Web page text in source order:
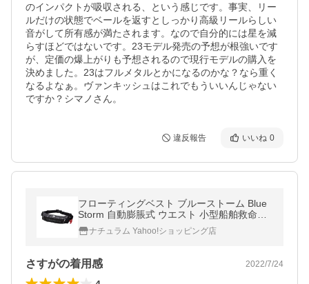
のインパクトが吸収される、という感じです。事実、リー
ルだけの状態でベールを返すとしっかり高級リールらしい
音がして所有感が満たされます。なので自分的には星を減
らすほどではないです。23モデル発売の予想が根強いです
が、定価の爆上がりも予想されるので現行モデルの購入を
決めました。23はフルメタルとかになるのかな？なら重く
なるよなぁ。ヴァンキッシュはこれでもういいんじゃない
ですか？シマノさん。
違反報告 いいね 0
フローティングベスト ブルーストーム Blue
Storm 自動膨脹式 ウエスト 小型船舶救命胴
衣 タイプA 遊漁船(釣り船)対応 フリー ブラ
ックナチュラム Yahoo!ショッピング店
さすがの着用感 2022/7/24